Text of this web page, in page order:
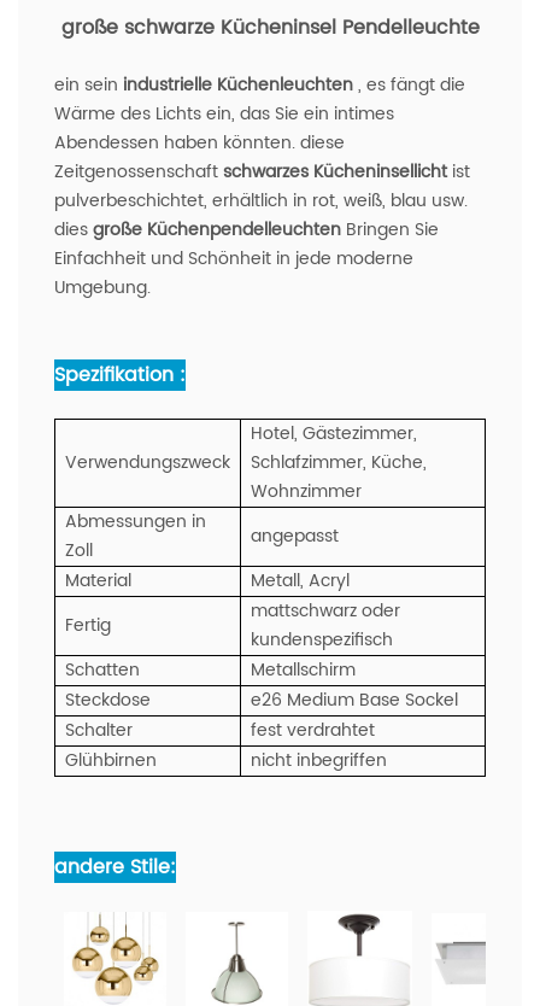
große schwarze Kücheninsel Pendelleuchte
ein sein industrielle Küchenleuchten, es fängt die
Wärme des Lichts ein, das Sie ein intimes
Abendessen haben könnten. diese
Zeitgenossenschaftschwarzes Kücheninsellichtist
pulverbeschichtet, erhältlich in rot, weiß, blau usw.
diesgroße Küchenpendelleuchten Bringen Sie
Einfachheit und Schönheit in jede moderne
Umgebung.
Spezifikation :
Verwendungszweck
Hotel, Gästezimmer,
Schlafzimmer, Küche,
Wohnzimmer
Abmessungen in
Zoll
angepasst
Material
Metall, Acryl
Fertig
mattschwarz oder
kundenspezifisch
Schatten
Metallschirm
Steckdose
e26 Medium Base Sockel
Schalter
fest verdrahtet
Glühbirnen
nicht inbegriffen
andere Stile: